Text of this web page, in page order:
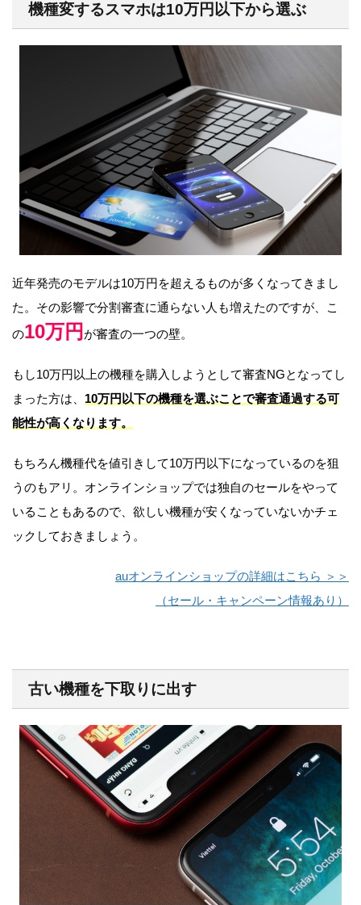
機種変するスマホは10万円以下から選ぶ
近年発売のモデルは10万円を超えるものが多くなってきまし
た。その影響で分割審査に通らない人も増えたのですが、こ
の10万円 が審査の一つの壁。
もし10万円以上の機種を購入しようとして審査NGとなってし
まった方は、 10万円以下の機種を選ぶことで審査通過する可
能性が高くなります。
もちろん機種代を値引きして10万円以下になっているのを狙
うのもアリ。オンラインショップでは独自のセールをやって
いることもあるので、欲しい機種が安くなっていないかチェ
ックしておきましょう。
auオンラインショップの詳細はこちら ＞＞
（セール・キャンペーン情報あり）
古い機種を下取りに出す